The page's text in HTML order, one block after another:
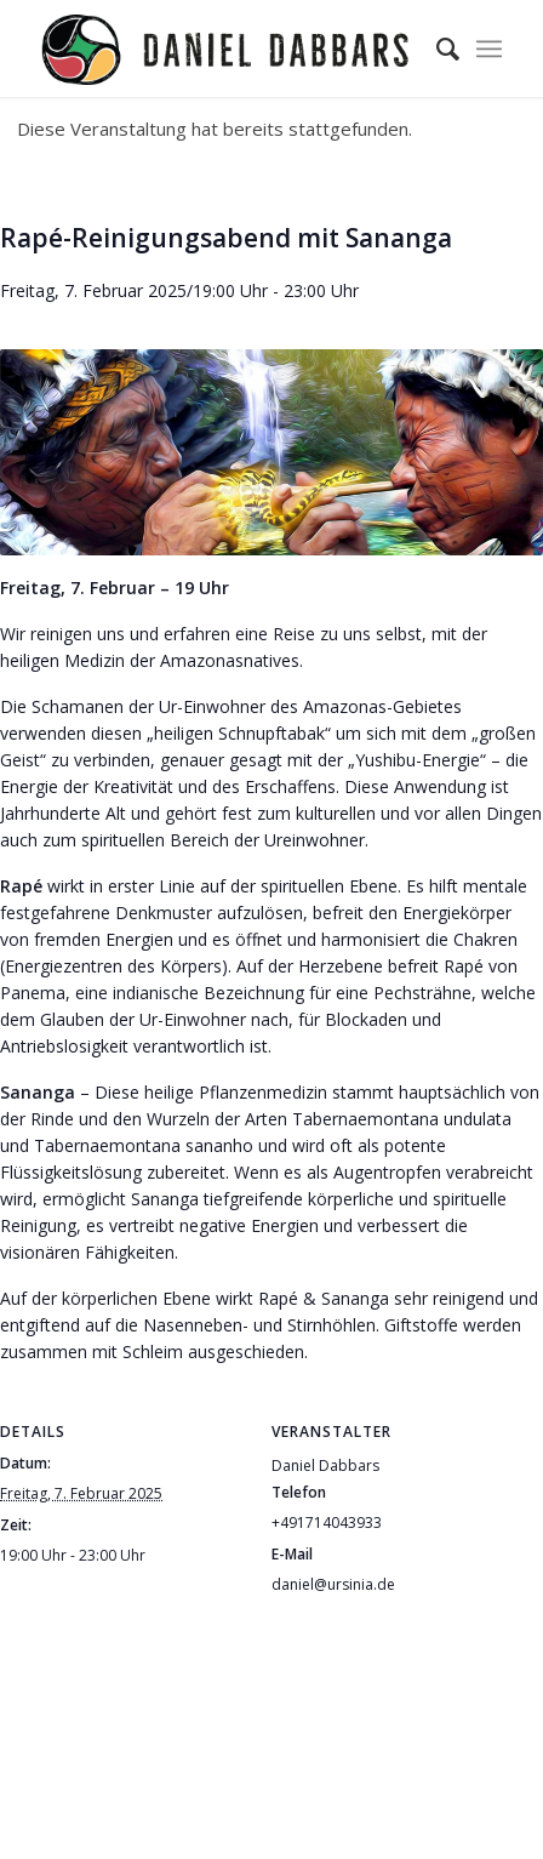
Diese Veranstaltung hat bereits stattgefunden.
Rapé-Reinigungsabend mit Sananga
Freitag, 7. Februar 2025/19:00 Uhr - 23:00 Uhr
Freitag, 7. Februar – 19 Uhr
Wir reinigen uns und erfahren eine Reise zu uns selbst, mit der
heiligen Medizin der Amazonasnatives.
Die Schamanen der Ur-Einwohner des Amazonas-Gebietes
verwenden diesen „heiligen Schnupftabak“ um sich mit dem „großen
Geist“ zu verbinden, genauer gesagt mit der „Yushibu-Energie“ – die
Energie der Kreativität und des Erschaffens. Diese Anwendung ist
Jahrhunderte Alt und gehört fest zum kulturellen und vor allen Dingen
auch zum spirituellen Bereich der Ureinwohner.
Rapé wirkt in erster Linie auf der spirituellen Ebene. Es hilft mentale
festgefahrene Denkmuster aufzulösen, befreit den Energiekörper
von fremden Energien und es öffnet und harmonisiert die Chakren
(Energiezentren des Körpers). Auf der Herzebene befreit Rapé von
Panema, eine indianische Bezeichnung für eine Pechsträhne, welche
dem Glauben der Ur-Einwohner nach, für Blockaden und
Antriebslosigkeit verantwortlich ist.
Sananga – Diese heilige Pflanzenmedizin stammt hauptsächlich von
der Rinde und den Wurzeln der Arten Tabernaemontana undulata
und Tabernaemontana sananho und wird oft als potente
Flüssigkeitslösung zubereitet. Wenn es als Augentropfen verabreicht
wird, ermöglicht Sananga tiefgreifende körperliche und spirituelle
Reinigung, es vertreibt negative Energien und verbessert die
visionären Fähigkeiten.
Auf der körperlichen Ebene wirkt Rapé & Sananga sehr reinigend und
entgiftend auf die Nasenneben- und Stirnhöhlen. Giftstoffe werden
zusammen mit Schleim ausgeschieden.
DETAILS
Datum:
Freitag, 7. Februar 2025
Zeit:
19:00 Uhr - 23:00 Uhr
VERANSTALTER
Daniel Dabbars
Telefon
+491714043933
E-Mail
daniel@ursinia.de